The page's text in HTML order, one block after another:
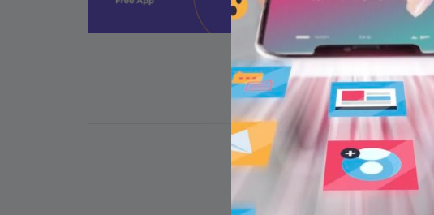
الأقسام
الإعلام الإجتماعي(5)
موشن غرافك